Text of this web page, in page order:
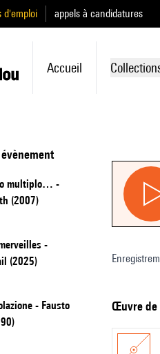
d'emploi appels à candidatures
Accueil
multiplo… -
(2007)
-
(2025)
- Fausto
Œuvre de